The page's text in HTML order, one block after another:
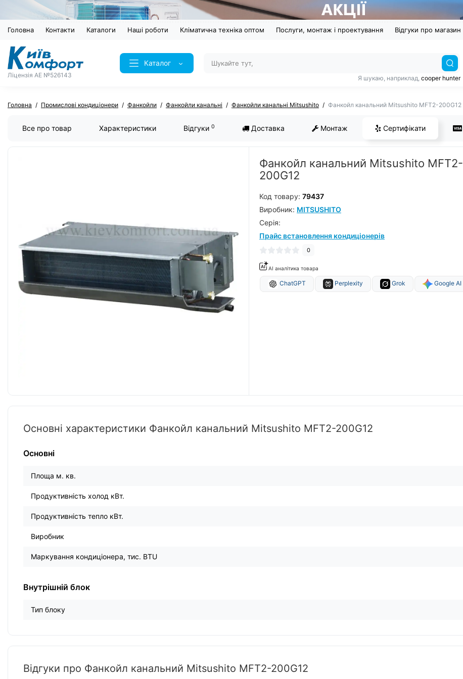
Головна Контакти Каталоги Наші роботи Кліматична техніка оптом Послуги, монтаж і проектування Відгуки про магазин
Ліцензія AE №526143
Каталог
Я шукаю, наприклад, cooper hunter
Головна Промислові кондиціонери Фанкойли Фанкойли канальні Фанкойли канальні Mitsushito Фанкойл канальний Mitsushito MFT2-200G12
Все про товар Характеристики Відгуки 0 Доставка Монтаж Сертифікати
Фанкойл канальний Mitsushito MFT2-
200G12
Код товару: 79437
Виробник: MITSUSHITO
Серiя:
Прайс встановлення кондиціонерів
0
AI аналітика товара
ChatGPT Perplexity Grok Google AI
Основні характеристики Фанкойл канальний Mitsushito MFT2-200G12
Основні
Площа м. кв.
Продуктивність холод кВт.
Продуктивність тепло кВт.
Виробник
Маркування кондиціонера, тис. BTU
Внутрішній блок
Тип блоку
Відгуки про Фанкойл канальний Mitsushito MFT2-200G12